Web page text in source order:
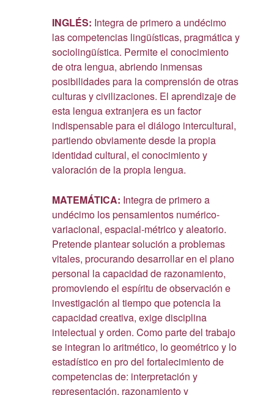
INGLÉS: Integra de primero a undécimo
las competencias lingüísticas, pragmática y
sociolingüística. Permite el conocimiento
de otra lengua, abriendo inmensas
posibilidades para la comprensión de otras
culturas y civilizaciones. El aprendizaje de
esta lengua extranjera es un factor
indispensable para el diálogo intercultural,
partiendo obviamente desde la propia
identidad cultural, el conocimiento y
valoración de la propia lengua.
MATEMÁTICA: Integra de primero a
undécimo los pensamientos numérico-
variacional, espacial-métrico y aleatorio.
Pretende plantear solución a problemas
vitales, procurando desarrollar en el plano
personal la capacidad de razonamiento,
promoviendo el espíritu de observación e
investigación al tiempo que potencia la
capacidad creativa, exige disciplina
intelectual y orden. Como parte del trabajo
se integran lo aritmético, lo geométrico y lo
estadístico en pro del fortalecimiento de
competencias de: interpretación y
representación, razonamiento y